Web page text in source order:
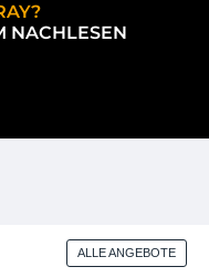
NACHLESEN
ALLE ANGEBOTE